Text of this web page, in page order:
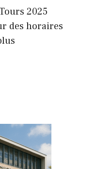
2025
des horaires